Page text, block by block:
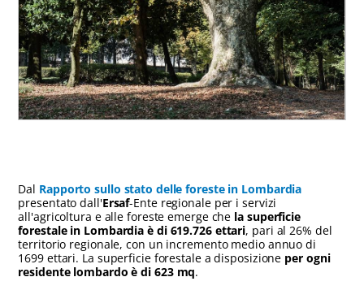
Dal Rapporto sullo stato delle foreste in Lombardia
presentato dall'Ersaf-Ente regionale per i servizi
all'agricoltura e alle foreste emerge che la superficie
forestale in Lombardia è di 619.726 ettari, pari al 26% del
territorio regionale, con un incremento medio annuo di
1699 ettari. La superficie forestale a disposizione per ogni
residente lombardo è di 623 mq.